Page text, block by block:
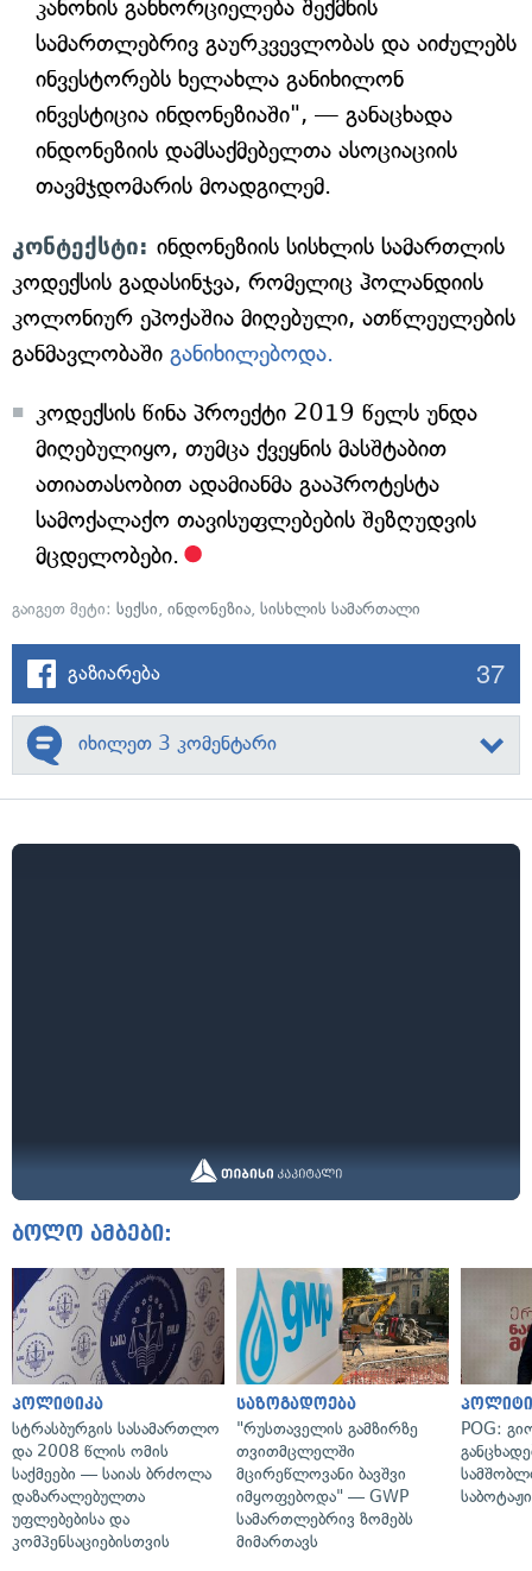
კანონის განხორციელება შექმნის
სამართლებრივ გაურკვევლობას და აიძულებს
ინვესტორებს ხელახლა განიხილონ
ინვესტიცია ინდონეზიაში", — განაცხადა
ინდონეზიის დამსაქმებელთა ასოციაციის
თავმჯდომარის მოადგილემ.
კონტექსტი: ინდონეზიის სისხლის სამართლის
კოდექსის გადასინჯვა, რომელიც ჰოლანდიის
კოლონიურ ეპოქაშია მიღებული, ათწლეულების
განმავლობაში განიხილებოდა.
კოდექსის წინა პროექტი 2019 წელს უნდა
მიღებულიყო, თუმცა ქვეყნის მასშტაბით
ათიათასობით ადამიანმა გააპროტესტა
სამოქალაქო თავისუფლებების შეზღუდვის
მცდელობები.
გაიგეთ მეტი: სექსი, ინდონეზია, სისხლის სამართალი
გაზიარება 37
იხილეთ 3 კომენტარი
ბოლო ამბები:
პოლიტიკა
სტრასბურგის სასამართლო
და 2008 წლის ომის
საქმეები — საიას ბრძოლა
დაზარალებულთა
უფლებებისა და
კომპენსაციებისთვის
საზოგადოება
"რუსთაველის გამზირზე
თვითმცლელში
მცირეწლოვანი ბავშვი
იმყოფებოდა" — GWP
სამართლებრივ ზომებს
მიმართავს
POG: